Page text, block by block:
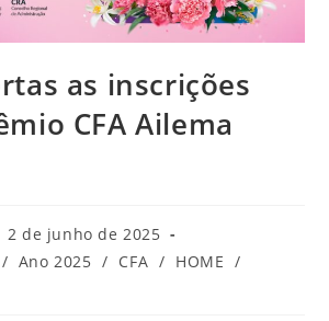
as inscrições
CFA Ailema
2 de junho de 2025
/ Ano 2025 / CFA / HOME /